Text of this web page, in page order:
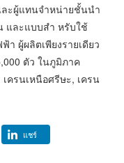
ละผู้แทนจำหน่ายชั้นนำ
และแบบสำ หรับใช้
า ผู้ผลิตเพียงรายเดียว
ตัว ในภูมิภาค
ครนเหนือศรีษะ, เครน
แชร์